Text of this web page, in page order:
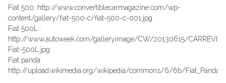
Fiat 500: http://www.convertiblecarmagazine.com/wp-
content/gallery/fiat-500-c/fiat-500-c-001.jpg
Fiat 500L :
http://www.autoweek.com/galleryimage/CW/20130615/
Fiat-500L.jpg
Fiat panda:
http://upload.wikimedia.org/wikipedia/commons/6/6b/